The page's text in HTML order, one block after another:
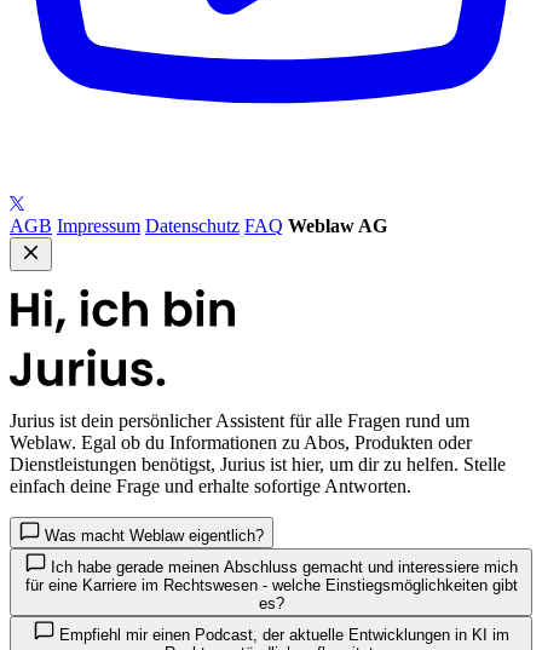
AGB Impressum Datenschutz FAQ Weblaw AG
Jurius ist dein persönlicher Assistent für alle Fragen rund um
Weblaw. Egal ob du Informationen zu Abos, Produkten oder
Dienstleistungen benötigst, Jurius ist hier, um dir zu helfen. Stelle
einfach deine Frage und erhalte sofortige Antworten.
Was macht Weblaw eigentlich?
Ich habe gerade meinen Abschluss gemacht und interessiere mich
für eine Karriere im Rechtswesen - welche Einstiegsmöglichkeiten gibt
es?
Empfiehl mir einen Podcast, der aktuelle Entwicklungen in KI im